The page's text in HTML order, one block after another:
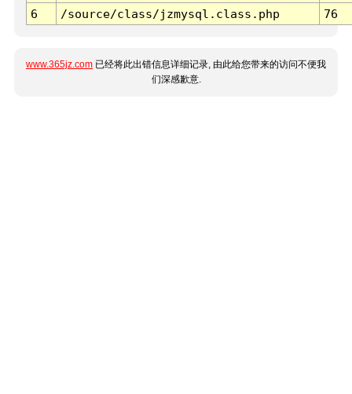
6
/source/class/jzmysql.class.php 76
www.365jz.com 已经将此出错信息详细记录, 由此给您带来的访问不便我
们深感歉意.